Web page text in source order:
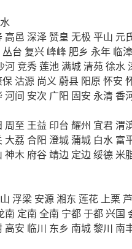
高邑 深泽 赞皇 无极 平山 元
丛台 复兴 峰峰 肥乡 永年 临漳
河竞秀莲池 满城清苑徐水
保 沽源 尚义 蔚县 阳原 怀安
河间 安次 广阳 固安 永清 香
周至 王益 印台 耀州 宜君渭
大荔 合阳 澄城蒲城 白水 富
神木 府谷靖边 定边绥德 米
浮梁 安源湘东 莲花 上栗
南 定南 全南 宁都于都兴国
高安 临川 东乡 南城黎川 南